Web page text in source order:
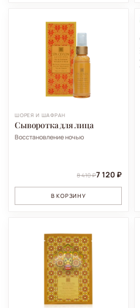
ШОРЕЯ И ШАФРАН
Сыворотка для лица
Восстановление ночью
8 410 ₽7 120 ₽
В КОРЗИНУ